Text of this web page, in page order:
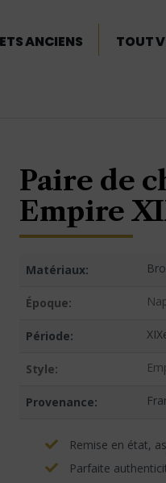
ANCIENS TOUT
Paire de
Empire
Matériaux:
Époque:
Période:
Style:
Provenance:
Remise en état,
Parfaite